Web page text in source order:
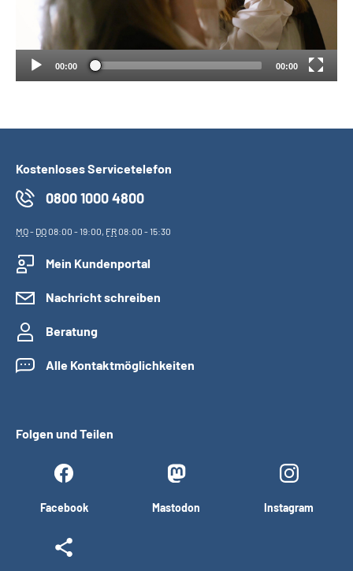
00:00 00:00
Kostenloses Servicetelefon
0800 1000 4800
MO- DO08:00 - 19:00, FR08:00 - 15:30
Mein Kundenportal
Nachricht schreiben
Beratung
Alle Kontaktmöglichkeiten
Folgen und Teilen
Facebook Mastodon Instagram